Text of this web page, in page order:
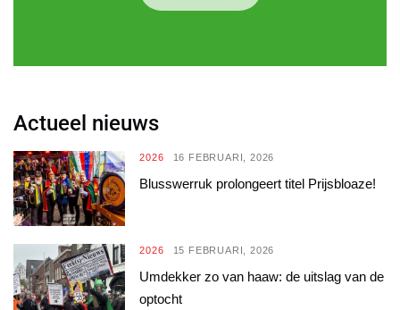
Actueel nieuws
2026 16 FEBRUARI, 2026
Blusswerruk prolongeert titel Prijsbloaze!
2026 15 FEBRUARI, 2026
Umdekker zo van haaw: de uitslag van de
optocht